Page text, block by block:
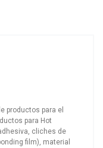
productos para el
para Hot
cliches de
film), material